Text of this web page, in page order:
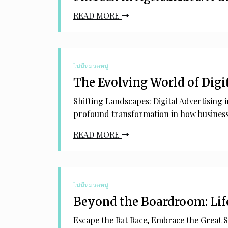
READ MORE
ไม่มีหมวดหมู่
The Evolving World of
Shifting Landscapes: Digital Advertising
profound transformation in how
READ MORE
ไม่มีหมวดหมู่
Beyond the Boardroom:
Escape the Rat Race, Embrace the